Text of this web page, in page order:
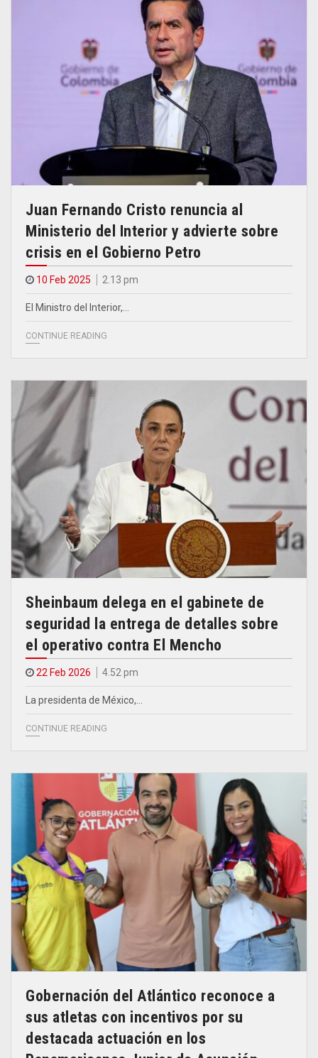
Juan Fernando Cristo renuncia al
Ministerio del Interior y advierte sobre
crisis en el Gobierno Petro
10 Feb 2025 2.13 pm
El Ministro del Interior,…
CONTINUE READING
Sheinbaum delega en el gabinete de
seguridad la entrega de detalles sobre
el operativo contra El Mencho
22 Feb 2026 4.52 pm
La presidenta de México,…
CONTINUE READING
Gobernación del Atlántico reconoce a
sus atletas con incentivos por su
destacada actuación en los